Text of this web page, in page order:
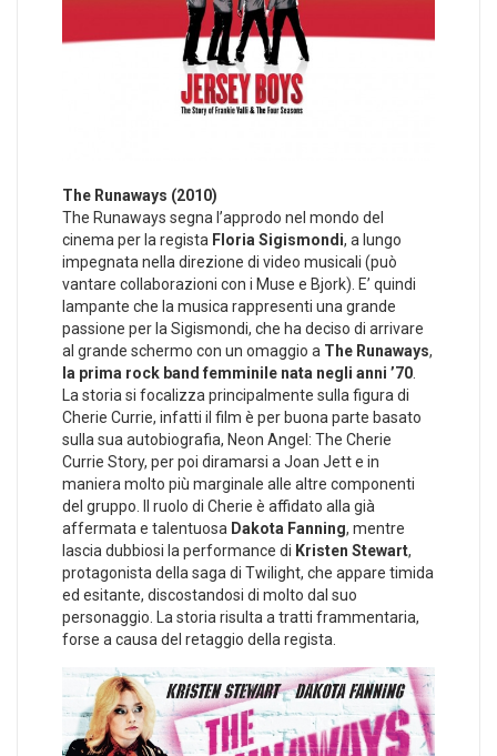
The Runaways (2010)
The Runaways segna l’approdo nel mondo del
cinema per la regista Floria Sigismondi, a lungo
impegnata nella direzione di video musicali (può
vantare collaborazioni con i Muse e Bjork). E’ quindi
lampante che la musica rappresenti una grande
passione per la Sigismondi, che ha deciso di arrivare
al grande schermo con un omaggio a The Runaways,
la prima rock band femminile nata negli anni ’70
La storia si focalizza principalmente sulla figura di
Cherie Currie, infatti il film è per buona parte basato
sulla sua autobiografia, Neon Angel: The Cherie
Currie Story, per poi diramarsi a Joan Jett e in
maniera molto più marginale alle altre componenti
del gruppo. Il ruolo di Cherie è affidato alla già
affermata e talentuosa Dakota Fanning, mentre
lascia dubbiosi la performance di Kristen Stewart,
protagonista della saga di Twilight, che appare timida
ed esitante, discostandosi di molto dal suo
personaggio. La storia risulta a tratti frammentaria,
forse a causa del retaggio della regista.